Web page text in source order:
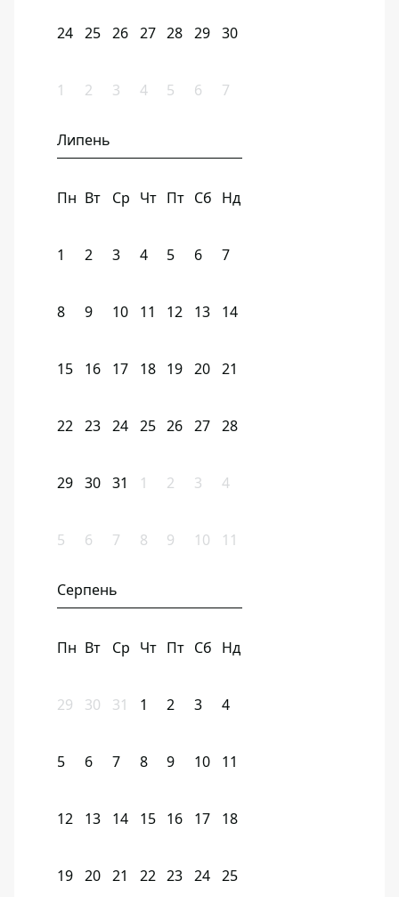
24 25 26 27 28 29 30
1 2 3 4 5 6 7
Липень
Пн Вт Ср Чт Пт Сб Нд
1 2 3 4 5 6 7
8 9 10 11 12 13 14
15 16 17 18 19 20 21
22 23 24 25 26 27 28
29 30 31 1 2 3 4
5 6 7 8 9 10 11
Серпень
Пн Вт Ср Чт Пт Сб Нд
29 30 31 1 2 3 4
5 6 7 8 9 10 11
12 13 14 15 16 17 18
19 20 21 22 23 24 25